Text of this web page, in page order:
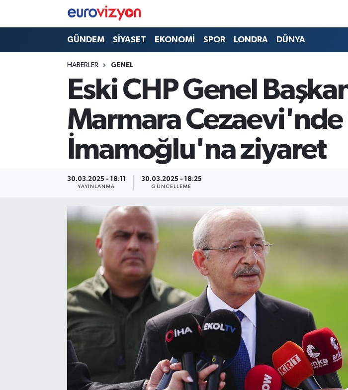
GÜNDEM SİYASET EKONOMİ SPOR LONDRA DÜNYA
HABERLER GENEL
Eski CHP Genel
Marmara
İmamoğlu'na ziyaret
30.03.2025 - 18:11
YAYINLANMA
30.03.2025 - 18:25
GÜNCELLEME